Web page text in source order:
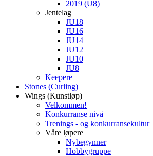
2019 (U8)
Jentelag
JU18
JU16
JU14
JU12
JU10
JU8
Keepere
Stones (Curling)
Wings (Kunstløp)
Velkommen!
Konkurranse nivå
Trenings - og konkurransekultur
Våre løpere
Nybegynner
Hobbygruppe